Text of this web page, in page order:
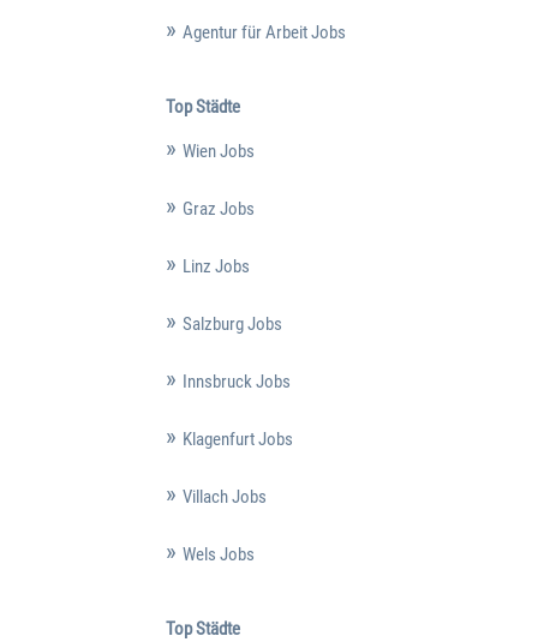
Agentur für Arbeit Jobs
Top Städte
Wien Jobs
Graz Jobs
Linz Jobs
Salzburg Jobs
Innsbruck Jobs
Klagenfurt Jobs
Villach Jobs
Wels Jobs
Top Städte